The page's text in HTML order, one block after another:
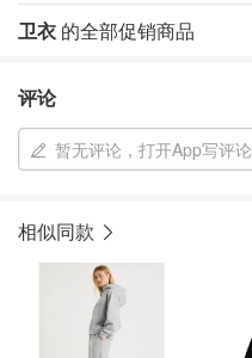
卫衣 的全部促销商品
评论
暂无评论，打开App写评论
相似同款